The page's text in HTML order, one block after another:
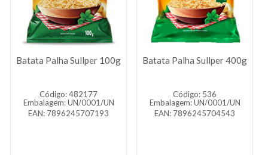
Batata Palha Sullper 100g
Código: 482177
Embalagem: UN/0001/UN
EAN: 7896245707193
Batata Palha Sullper 400g
Código: 536
Embalagem: UN/0001/UN
EAN: 7896245704543